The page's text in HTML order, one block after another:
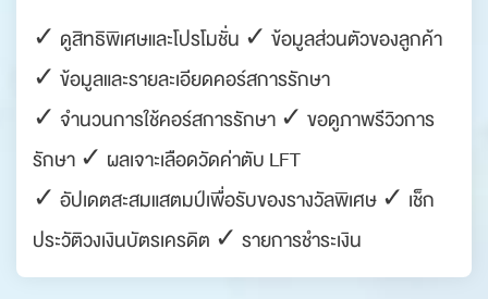
✓ ดูสิทธิพิเศษและโปรโมชั่น ✓ ข้อมูลส่วนตัวของลูกค้า
✓ ข้อมูลและรายละเอียดคอร์สการรักษา
✓ จำนวนการใช้คอร์สการรักษา ✓ ขอดูภาพรีวิวการ
รักษา ✓ ผลเจาะเลือดวัดค่าตับ LFT
✓ อัปเดตสะสมแสตมป์เพื่อรับของรางวัลพิเศษ ✓ เช็ก
ประวัติวงเงินบัตรเครดิต ✓ รายการชำระเงิน